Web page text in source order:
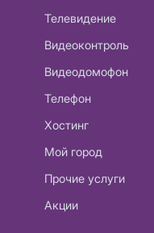
Телевидение
Видеоконтроль
Видеодомофон
Телефон
Хостинг
Мой город
Прочие услуги
Акции